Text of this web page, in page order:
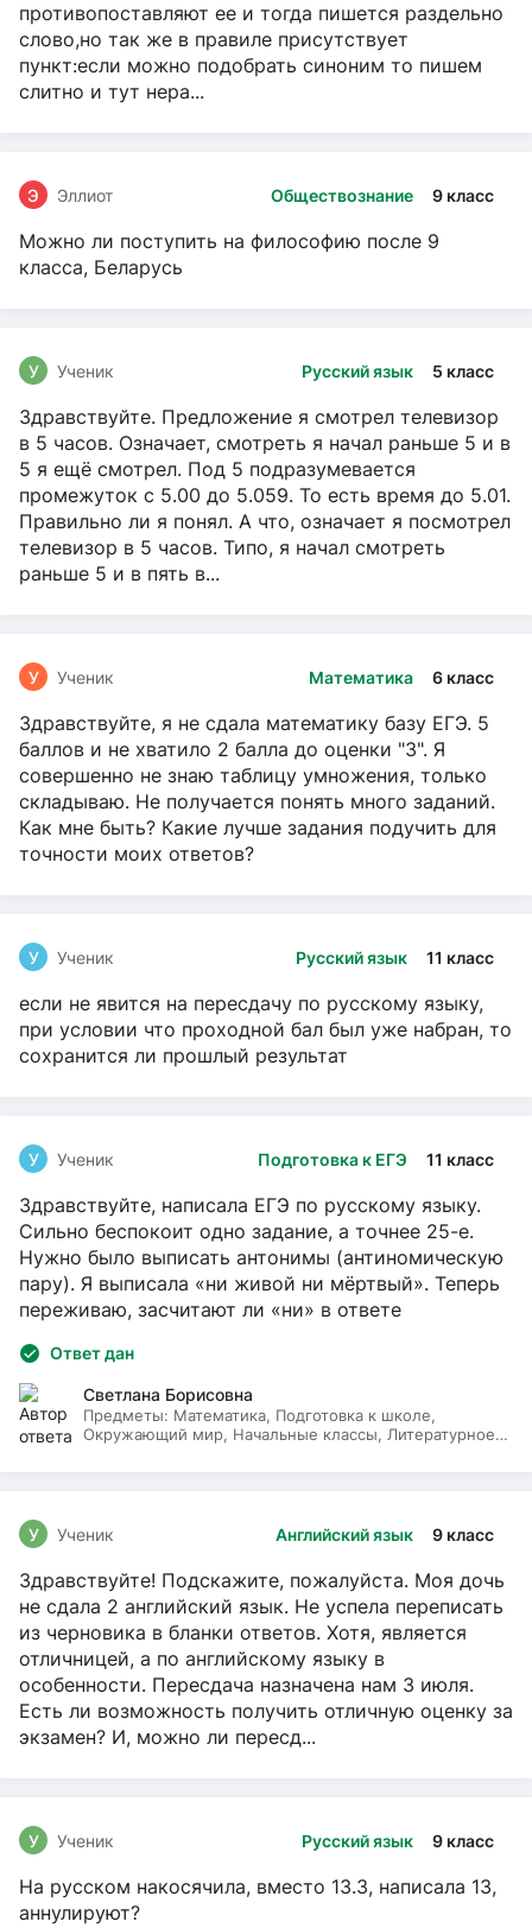
противопоставляют ее и тогда пишется раздельно
слово,но так же в правиле присутствует
пункт:если можно подобрать синоним то пишем
слитно и тут нера...
Обществознание 9 класс
Э Эллиот
Можно ли поступить на философию после 9
класса, Беларусь
Русский язык 5 класс
У Ученик
Здравствуйте. Предложение я смотрел телевизор
в 5 часов. Означает, смотреть я начал раньше 5 и в
5 я ещё смотрел. Под 5 подразумевается
промежуток с 5.00 до 5.059. То есть время до 5.01.
Правильно ли я понял. А что, означает я посмотрел
телевизор в 5 часов. Типо, я начал смотреть
раньше 5 и в пять в...
Математика 6 класс
У Ученик
Здравствуйте, я не сдала математику базу ЕГЭ. 5
баллов и не хватило 2 балла до оценки "3". Я
совершенно не знаю таблицу умножения, только
складываю. Не получается понять много заданий.
Как мне быть? Какие лучше задания подучить для
точности моих ответов?
Русский язык 11 класс
У Ученик
если не явится на пересдачу по русскому языку,
при условии что проходной бал был уже набран, то
сохранится ли прошлый результат
Подготовка к ЕГЭ 11 класс
У Ученик
Здравствуйте, написала ЕГЭ по русскому языку.
Сильно беспокоит одно задание, а точнее 25-е.
Нужно было выписать антонимы (антиномическую
пару). Я выписала «ни живой ни мёртвый». Теперь
переживаю, засчитают ли «ни» в ответе
Ответ дан
Светлана Борисовна
Предметы: Математика, Подготовка к школе,
Окружающий мир, Начальные классы, Литературное
Английский язык 9 класс
У Ученик
Здравствуйте! Подскажите, пожалуйста. Моя дочь
не сдала 2 английский язык. Не успела переписать
из черновика в бланки ответов. Хотя, является
отличницей, а по английскому языку в
особенности. Пересдача назначена нам 3 июля.
Есть ли возможность получить отличную оценку за
экзамен? И, можно ли пересд...
Русский язык 9 класс
У Ученик
На русском накосячила, вместо 13.3, написала 13,
аннулируют?